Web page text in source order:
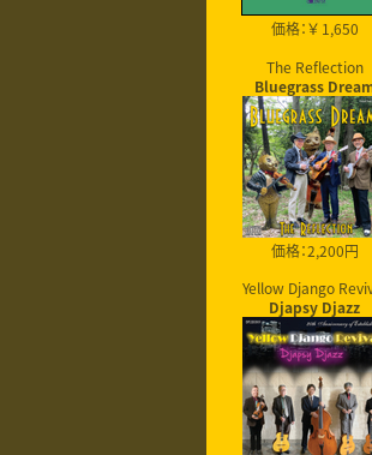
価格：￥ 1,650
The Reflection
Bluegrass
価格：2,200円
Yellow Django
Djapsy Djazz